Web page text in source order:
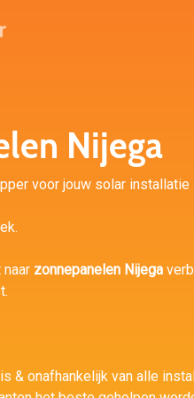
Nijega
voor jouw solar installatie
zonnepanelen Nijega
& onafhankelijk van alle